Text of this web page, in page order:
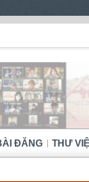
ĐĂNG THƯ